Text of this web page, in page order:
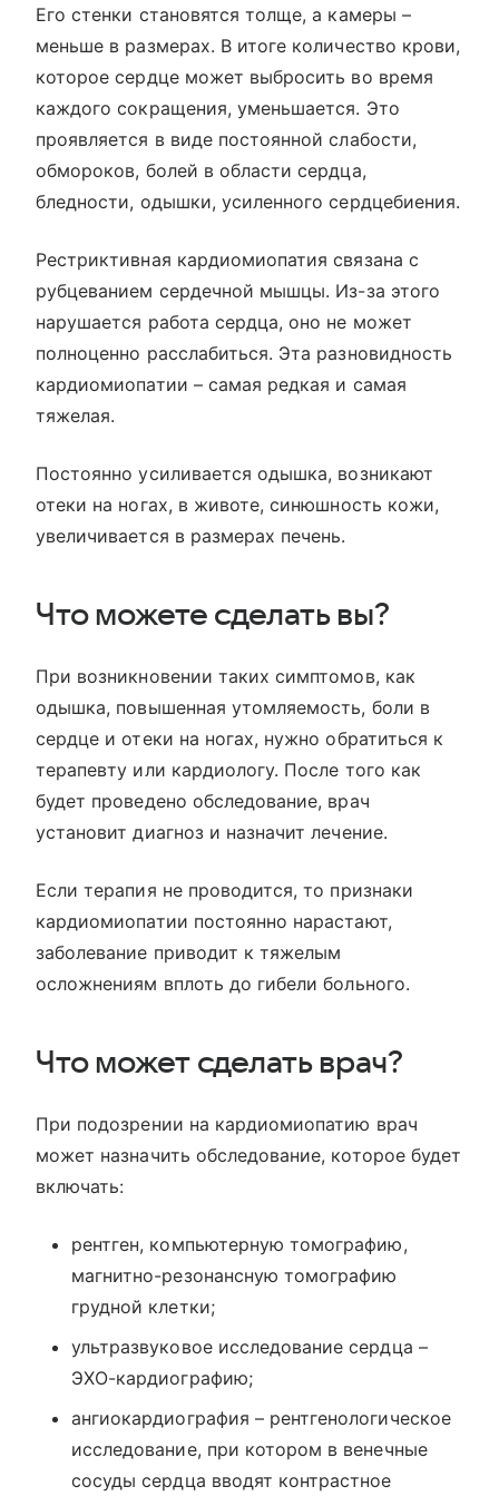
Его стенки становятся толще, а камеры –
меньше в размерах. В итоге количество крови,
которое сердце может выбросить во время
каждого сокращения, уменьшается. Это
проявляется в виде постоянной слабости,
обмороков, болей в области сердца,
бледности, одышки, усиленного сердцебиения.
Рестриктивная кардиомиопатия связана с
рубцеванием сердечной мышцы. Из-за этого
нарушается работа сердца, оно не может
полноценно расслабиться. Эта разновидность
кардиомиопатии – самая редкая и самая
тяжелая.
Постоянно усиливается одышка, возникают
отеки на ногах, в животе, синюшность кожи,
увеличивается в размерах печень.
Что можете сделать вы?
При возникновении таких симптомов, как
одышка, повышенная утомляемость, боли в
сердце и отеки на ногах, нужно обратиться к
терапевту или кардиологу. После того как
будет проведено обследование, врач
установит диагноз и назначит лечение.
Если терапия не проводится, то признаки
кардиомиопатии постоянно нарастают,
заболевание приводит к тяжелым
осложнениям вплоть до гибели больного.
Что может сделать врач?
При подозрении на кардиомиопатию врач
может назначить обследование, которое будет
включать:
рентген, компьютерную томографию,
магнитно-резонансную томографию
грудной клетки;
ультразвуковое исследование сердца –
ЭХО-кардиографию;
ангиокардиография – рентгенологическое
исследование, при котором в венечные
сосуды сердца вводят контрастное